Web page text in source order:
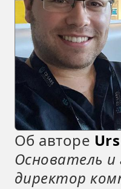
Об авторе
Основатель и
директор